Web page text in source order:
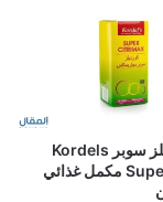
حبوب كورديلز سوبر Kordels
Super Citrimax مكمل غذائي